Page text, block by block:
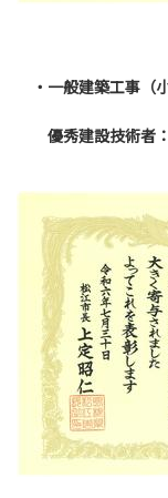
・一般建築工事（
優秀建設技術者